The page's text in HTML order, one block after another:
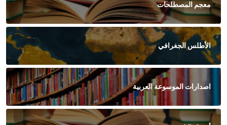
معجم المصطلحات
الأطلس الجغرافي
اصدارات الموسوعة العربية